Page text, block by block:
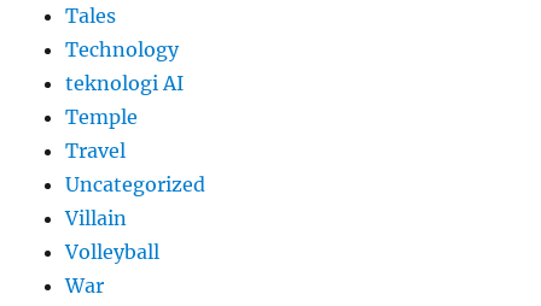
Tales
Technology
teknologi AI
Temple
Travel
Uncategorized
Villain
Volleyball
War